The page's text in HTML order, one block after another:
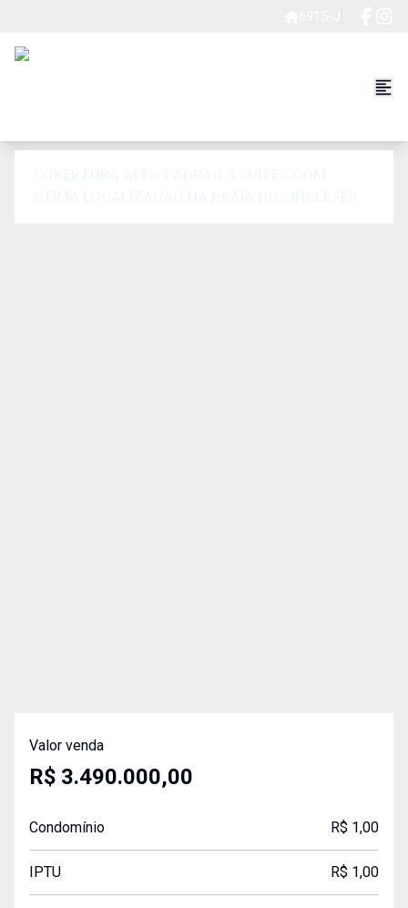
Valor venda
R$ 3.490.000,00
Condomínio R$ 1,00
IPTU R$ 1,00